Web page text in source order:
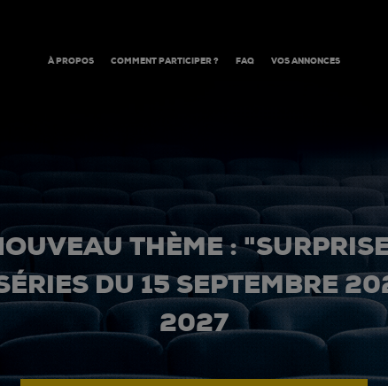
À PROPOS COMMENT PARTICIPER ? FAQ VOS ANNONCES
THÈME :
DU 15 SEPTEMBRE
2027